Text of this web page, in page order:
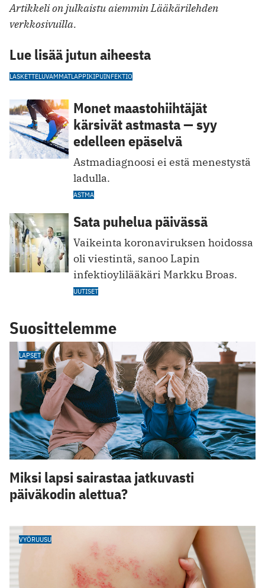
Artikkeli on julkaistu aiemmin Lääkärilehden
verkkosivuilla.
Lue lisää jutun aiheesta
LASKETTELUVAMMATLAPPIKIPUINFEKTIO
Monet maastohiihtäjät
kärsivät astmasta — syy
edelleen epäselvä
Astmadiagnoosi ei estä menestystä
ladulla.
ASTMA
Sata puhelua päivässä
Vaikeinta korona­viruksen hoidossa
oli viestintä, sanoo Lapin
infektioylilääkäri Markku Broas.
UUTISET
Suosittelemme
LAPSET
Miksi lapsi sairastaa jatkuvasti
päiväkodin alettua?
VYÖRUUSU